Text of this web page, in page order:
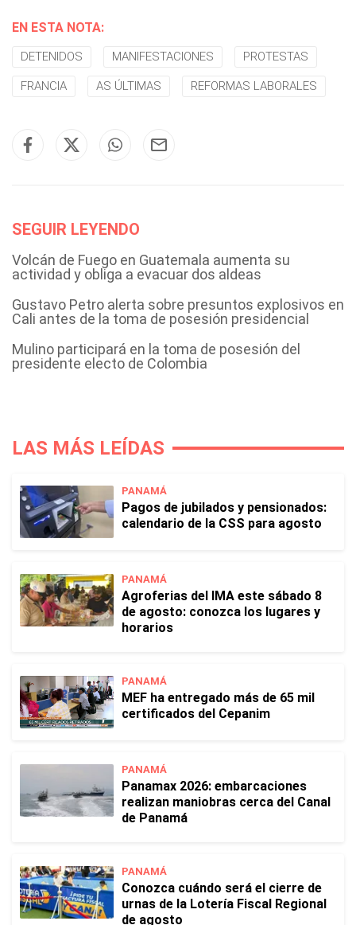
EN ESTA NOTA:
DETENIDOS MANIFESTACIONES PROTESTAS
FRANCIA AS ÚLTIMAS REFORMAS LABORALES
SEGUIR LEYENDO
Volcán de Fuego en Guatemala aumenta su
actividad y obliga a evacuar dos aldeas
Gustavo Petro alerta sobre presuntos explosivos en
Cali antes de la toma de posesión presidencial
Mulino participará en la toma de posesión del
presidente electo de Colombia
LAS MÁS LEÍDAS
PANAMÁ
Pagos de jubilados y pensionados:
calendario de la CSS para agosto
PANAMÁ
Agroferias del IMA este sábado 8
de agosto: conozca los lugares y
horarios
PANAMÁ
MEF ha entregado más de 65 mil
certificados del Cepanim
PANAMÁ
Panamax 2026: embarcaciones
realizan maniobras cerca del Canal
de Panamá
PANAMÁ
Conozca cuándo será el cierre de
urnas de la Lotería Fiscal Regional
de agosto